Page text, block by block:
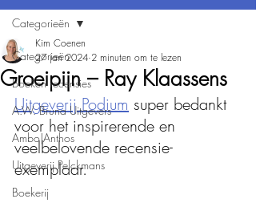
Categorieën
Boeken recensies
A.W. Bruna Uitgevers
Ambo|Anthos
Uitgeverij Pelckmans
Boekerij
Categorieën
Groeipijn – Ray Klaassens
Kim Coenen
27 jan 2024 2 minuten om te lezen
Uitgeverij Podium super bedankt
voor het inspirerende en
veelbelovende recensie-
exemplaar.